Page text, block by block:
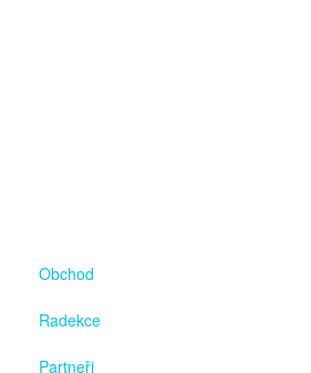
Obchod
Radekce
Partneři